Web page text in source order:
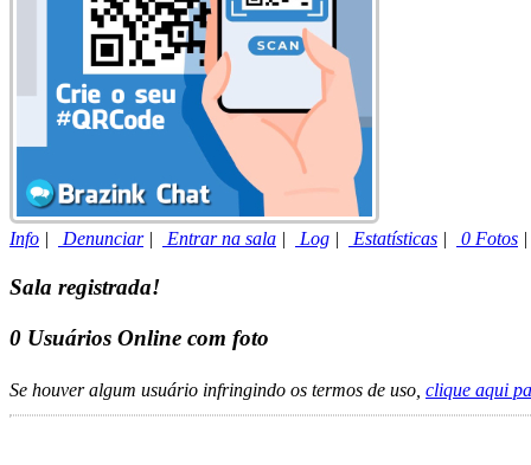
Info | Denunciar| Entrar na sala | Log | Estatísticas | 0 Fotos
Sala registrada!
0 Usuários Online com foto
Se houver algum usuário infringindo os termos de uso, clique aqui